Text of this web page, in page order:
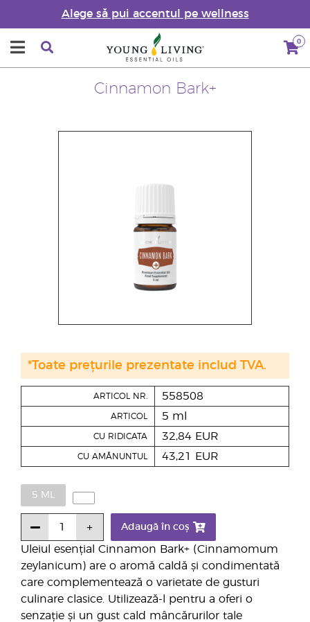
Alege să pui accentul pe wellness
0
Cinnamon Bark+
Uleiul esențial Cinnamon Bark+ (Cinnamomum
zeylanicum) are o aromă caldă și condimentată
care complementează o varietate de gusturi
culinare clasice. Utilizează-l pentru a oferi o
senzație și un gust cald mâncărurilor tale
ARTICOL NR. 558508
ARTICOL 5 ml
CU RIDICATA 32,84 EUR
CU AMĂNUNTUL 43,21 EUR
5 ML
Adaugă în coș
*Toate prețurile prezentate includ TVA.